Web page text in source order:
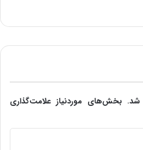
شد. بخش‌های موردنیاز علامت‌گذاری